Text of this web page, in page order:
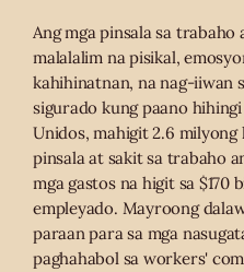
Ang mga pinsala sa
malalalim na pisikal,
kahihinatnan, na nag-iiwan
sigurado kung paano
Unidos, mahigit 2.6 milyong
pinsala at sakit sa trabaho
mga gastos na higit sa $170
empleyado. Mayroong
paraan para sa mga
paghahabol sa workers'